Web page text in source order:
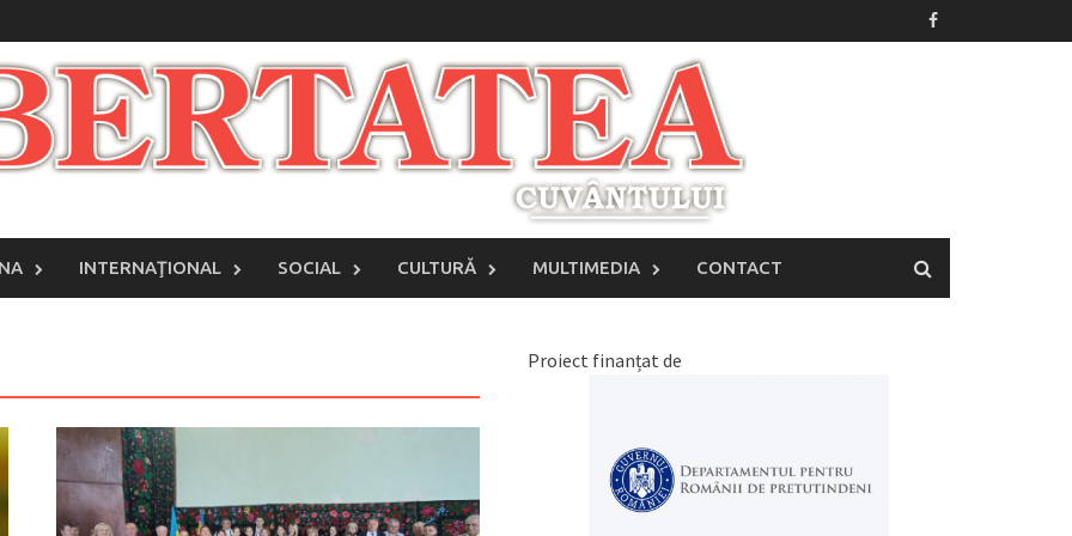
INTERNAŢIONAL SOCIAL CULTURĂ MULTIMEDIA CONTACT
Proiect finanțat de